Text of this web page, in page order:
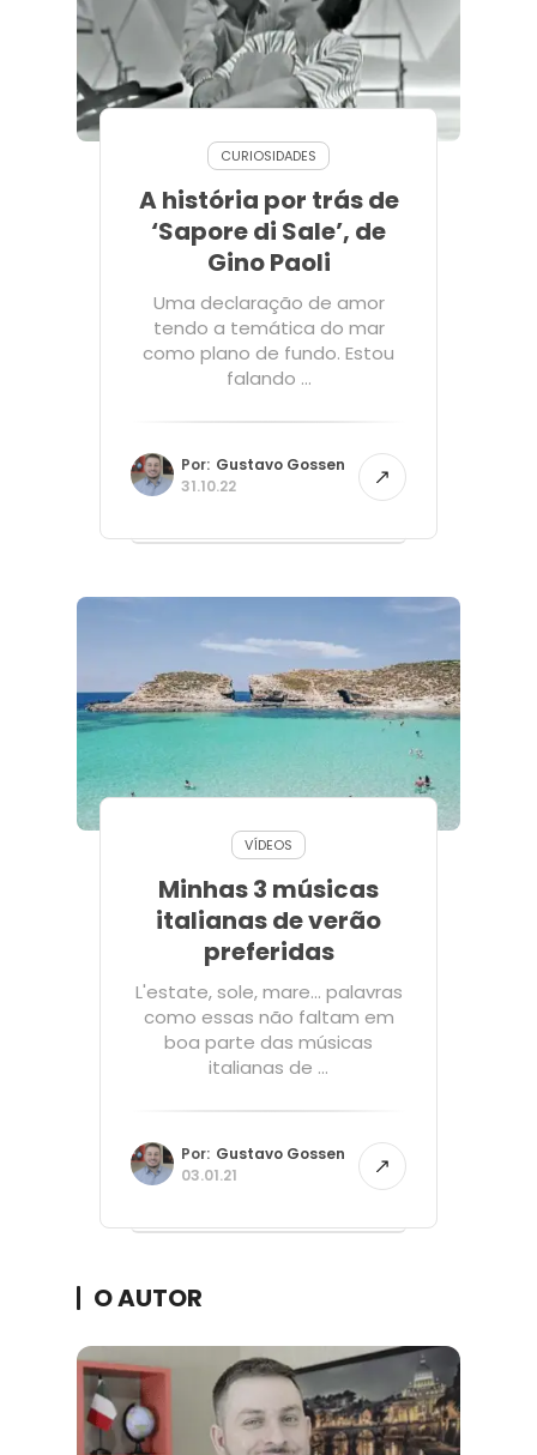
CURIOSIDADES
A história por trás de
‘Sapore di Sale’, de
Gino Paoli
Uma declaração de amor
tendo a temática do mar
como plano de fundo. Estou
falando ...
Por: Gustavo Gossen
31.10.22
VÍDEOS
Minhas 3 músicas
italianas de verão
preferidas
L'estate, sole, mare... palavras
como essas não faltam em
boa parte das músicas
italianas de ...
Por: Gustavo Gossen
03.01.21
O AUTOR